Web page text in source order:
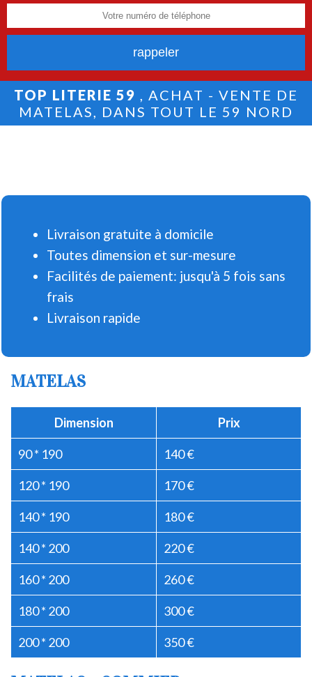
TOP LITERIE 59 , ACHAT - VENTE DE
MATELAS, DANS TOUT LE 59 NORD
Livraison gratuite à domicile
Toutes dimension et sur-mesure
Facilités de paiement: jusqu'à 5 fois sans
frais
Livraison rapide
MATELAS
Dimension Prix
90 * 190 140 €
120 * 190 170 €
140 * 190 180 €
140 * 200 220 €
160 * 200 260 €
180 * 200 300 €
200 * 200 350 €